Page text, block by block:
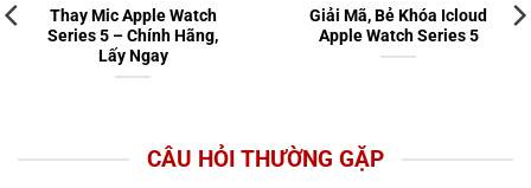
Thay Mic Apple Watch
Series 5 – Chính Hãng,
Lấy Ngay
Giải Mã, Bẻ Khóa Icloud
Apple Watch Series 5
CÂU HỎI THƯỜNG GẶP